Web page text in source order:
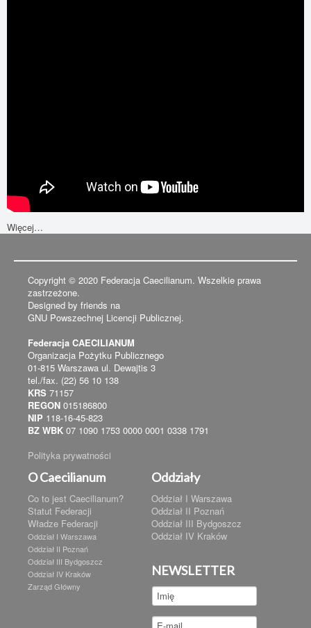
Więcej…
Copyright © 2020 Federacja Caecilianum. Wszelkie prawa
zastrzeżone.
Designed by friends na
GNU Powszechnej Licencji Publicznej.
Federacja CAECILIANUM
Organizacja Pożytku Publicznego
01-815 Warszawa ul. Dewajtis 3
tel./fax. (22) 56 10 138
KRS 71157
REGON 015186800
NIP 118-16-45-823
BZ WBK 07 1090 1753 0000 0001 0338 1791
Polityka prywatności
O Caecilianum
Co to jest Caecilianum?
Statut Federacji
Władze Federacji
Oddział I Warszawa
Oddział II Poznań
Oddział III Bydgoszcz
Oddział IV Kraków
Zarząd Główny
Oddziały
Oddział I Warszawa
Oddział II Poznań
Oddział III Bydgoszcz
Oddział IV Kraków
NEWSLETTER